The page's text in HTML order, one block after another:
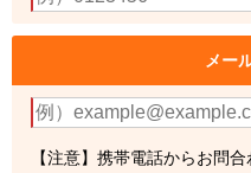
メー
【注意】携帯電話からお問